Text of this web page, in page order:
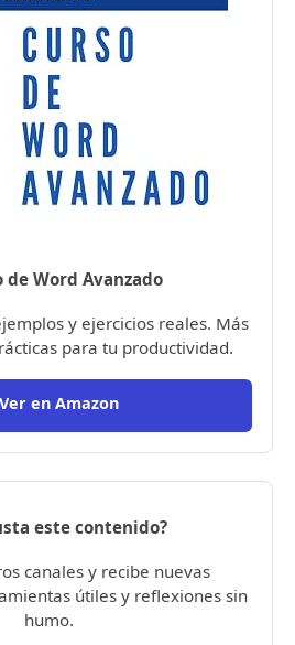
de Word Avanzado
y ejercicios reales. Más
para tu productividad.
en Amazon
este contenido?
canales y recibe nuevas
útiles y reflexiones sin
humo.